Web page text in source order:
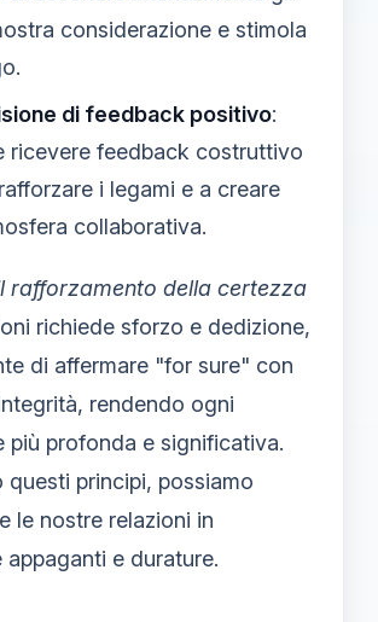
considerazione e stimola
di feedback positivo:
ricevere feedback costruttivo
i legami e a creare
collaborativa.
rafforzamento della certezza
richiede sforzo e dedizione,
di affermare "for sure" con
rendendo ogni
più profonda e significativa.
principi, possiamo
le nostre relazioni in
appaganti e durature.